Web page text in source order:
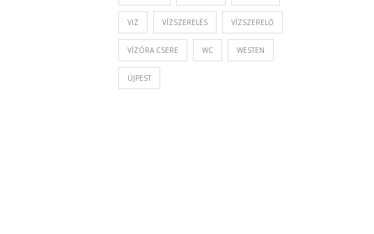
VIZ VÍZSZERELÉS VÍZSZERELŐ
VÍZÓRA CSERE WC WESTEN
ÚJPEST